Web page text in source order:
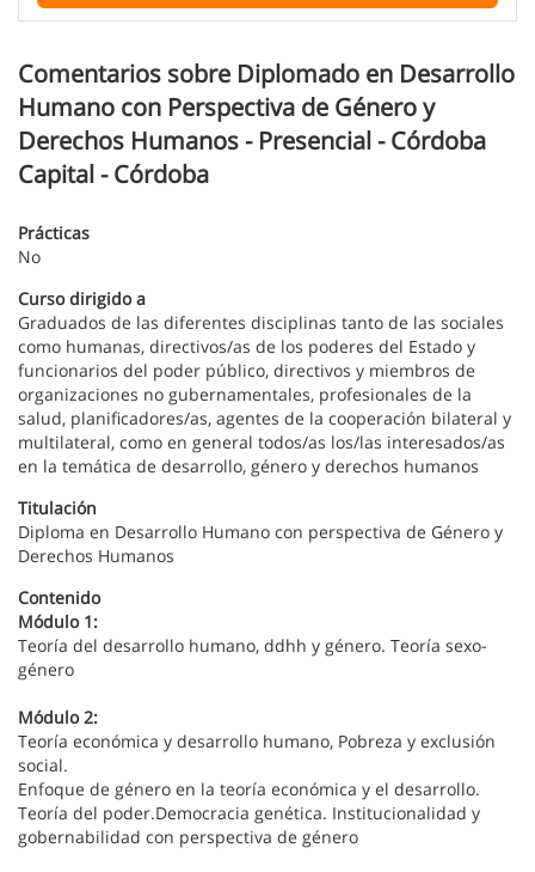
Comentarios sobre Diplomado en Desarrollo
Humano con Perspectiva de Género y
Derechos Humanos - Presencial - Córdoba
Capital - Córdoba
Prácticas
No
Curso dirigido a
Graduados de las diferentes disciplinas tanto de las sociales
como humanas, directivos/as de los poderes del Estado y
funcionarios del poder público, directivos y miembros de
organizaciones no gubernamentales, profesionales de la
salud, planificadores/as, agentes de la cooperación bilateral y
multilateral, como en general todos/as los/las interesados/as
en la temática de desarrollo, género y derechos humanos
Titulación
Diploma en Desarrollo Humano con perspectiva de Género y
Derechos Humanos
Contenido
Módulo 1:
Teoría del desarrollo humano, ddhh y género. Teoría sexo-
género
Módulo 2:
Teoría económica y desarrollo humano, Pobreza y exclusión
social.
Enfoque de género en la teoría económica y el desarrollo.
Teoría del poder.Democracia genética. Institucionalidad y
gobernabilidad con perspectiva de género